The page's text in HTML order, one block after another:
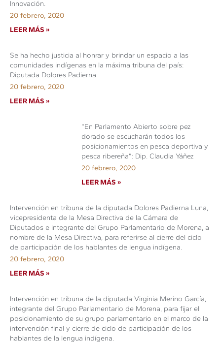
Innovación.
20 febrero, 2020
LEER MÁS »
Se ha hecho justicia al honrar y brindar un espacio a las
comunidades indígenas en la máxima tribuna del país:
Diputada Dolores Padierna
20 febrero, 2020
LEER MÁS »
“En Parlamento Abierto sobre pez
dorado se escucharán todos los
posicionamientos en pesca deportiva y
pesca ribereña”: Dip. Claudia Yáñez
20 febrero, 2020
LEER MÁS »
Intervención en tribuna de la diputada Dolores Padierna Luna,
vicepresidenta de la Mesa Directiva de la Cámara de
Diputados e integrante del Grupo Parlamentario de Morena, a
nombre de la Mesa Directiva, para referirse al cierre del ciclo
de participación de los hablantes de lengua indígena.
20 febrero, 2020
LEER MÁS »
Intervención en tribuna de la diputada Virginia Merino García,
integrante del Grupo Parlamentario de Morena, para fijar el
posicionamiento de su grupo parlamentario en el marco de la
intervención final y cierre de ciclo de participación de los
hablantes de la lengua indígena.